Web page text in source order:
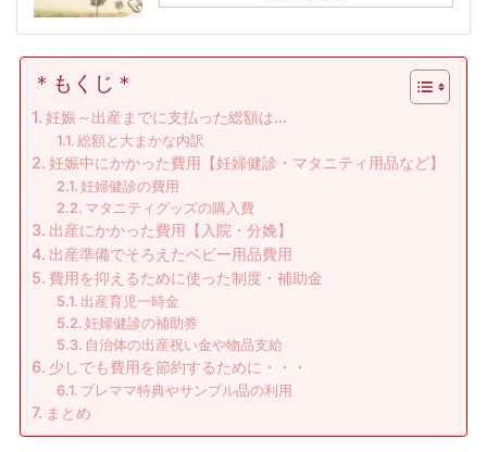
＊もくじ＊
妊娠～出産までに支払った総額は…
総額と大まかな内訳
妊娠中にかかった費用【妊婦健診・マタニティ用品など】
妊婦健診の費用
マタニティグッズの購入費
出産にかかった費用【入院・分娩】
出産準備でそろえたベビー用品費用
費用を抑えるために使った制度・補助金
出産育児一時金
妊婦健診の補助券
自治体の出産祝い金や物品支給
少しでも費用を節約するために・・・
プレママ特典やサンプル品の利用
まとめ